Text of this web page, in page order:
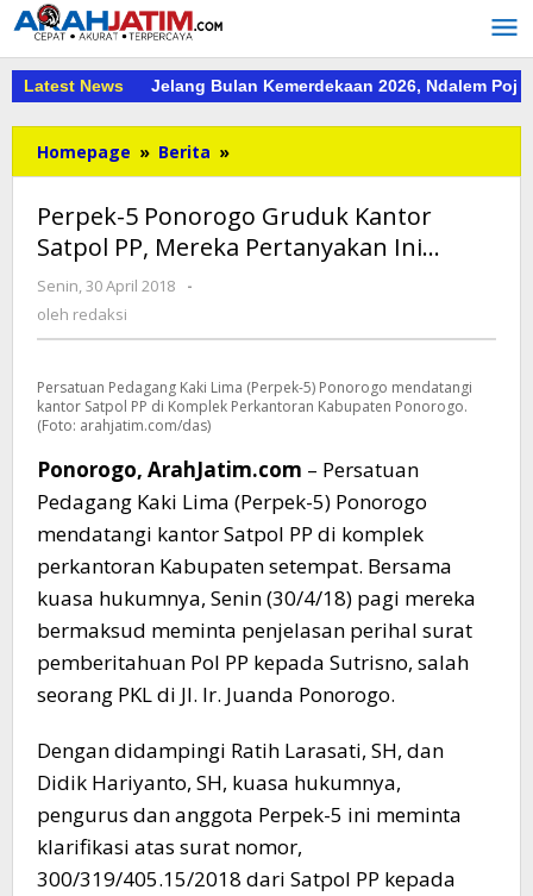
Lewati
ke
konten
Latest News Jelang Bulan Kemerdekaan 2026, Ndalem
Homepage » Berita »
5
Gruduk
Kantor
Perpek-5 Ponorogo Gruduk Kantor
Satpol PP, Mereka Pertanyakan Ini…
Senin, 30 April 2018
oleh
-
oleh redaksi
Persatuan Pedagang Kaki Lima (Perpek-5) Ponorogo mendatangi
kantor Satpol PP di Komplek Perkantoran Kabupaten Ponorogo.
(Foto: arahjatim.com/das)
Ponorogo, ArahJatim.com – Persatuan
Pedagang Kaki Lima (Perpek-5) Ponorogo
mendatangi kantor Satpol PP di komplek
perkantoran Kabupaten setempat. Bersama
kuasa hukumnya, Senin (30/4/18) pagi mereka
bermaksud meminta penjelasan perihal surat
pemberitahuan Pol PP kepada Sutrisno, salah
seorang PKL di Jl. Ir. Juanda Ponorogo.
Dengan didampingi Ratih Larasati, SH, dan
Didik Hariyanto, SH, kuasa hukumnya,
pengurus dan anggota Perpek-5 ini meminta
klarifikasi atas surat nomor,
300/319/405.15/2018 dari Satpol PP kepada